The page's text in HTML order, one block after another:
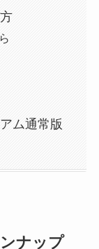
ム通常版
ナップ